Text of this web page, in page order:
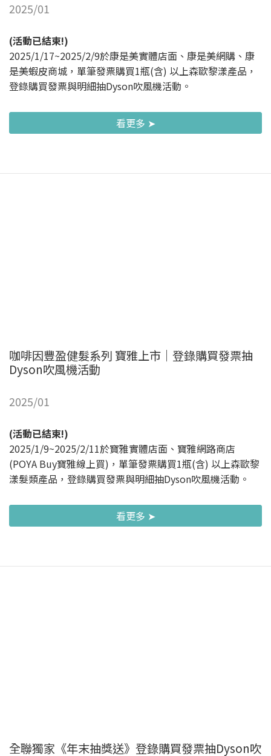
2025/01
(活動已結束!)
2025/1/17~2025/2/9於康是美實體店面、康是美網購、康
是美蝦皮商城，單筆發票購買1瓶(含) 以上森歐黎漾產品，
登錄購買發票與明細抽Dyson吹風機活動。
看更多 ➤
咖啡因豐盈健髮系列 寶雅上市｜登錄購買發票抽
Dyson吹風機活動
2025/01
(活動已結束!)
2025/1/9~2025/2/11於寶雅實體店面、寶雅網路商店
(POYA Buy寶雅線上買)，單筆發票購買1瓶(含) 以上森歐黎
漾髮類產品，登錄購買發票與明細抽Dyson吹風機活動。
看更多 ➤
全聯獨家《年末抽獎送》登錄購買發票抽Dyson吹